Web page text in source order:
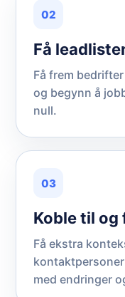
02
Få
Få frem
og begynn å
null.
03
Koble til
Få ekstra
med endringer